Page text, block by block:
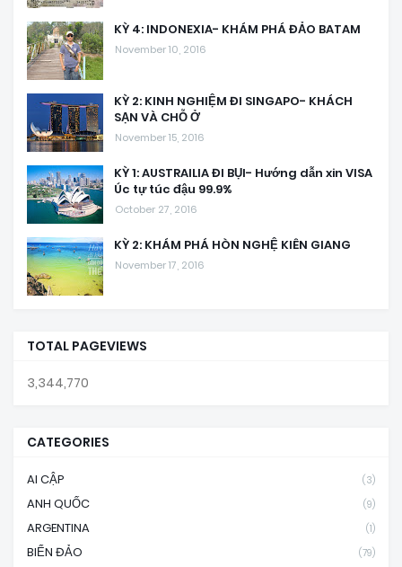
KỲ 4: INDONEXIA- KHÁM PHÁ ĐẢO BATAM
November 10, 2016
KỲ 2: KINH NGHIỆM ĐI SINGAPO- KHÁCH
SẠN VÀ CHỖ Ở
November 15, 2016
KỲ 1: AUSTRAILIA ĐI BỤI- Hướng dẫn xin VISA
Úc tự túc đậu 99.9%
October 27, 2016
KỲ 2: KHÁM PHÁ HÒN NGHỆ KIÊN GIANG
November 17, 2016
TOTAL PAGEVIEWS
3,344,770
CATEGORIES
AI CẬP (3)
ANH QUỐC (9)
ARGENTINA (1)
BIỂN ĐẢO (79)